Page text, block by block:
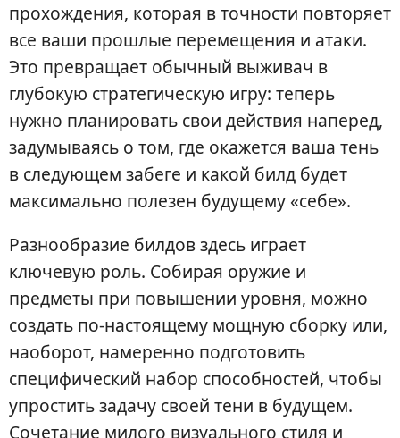
прохождения, которая в точности повторяет
все ваши прошлые перемещения и атаки.
Это превращает обычный выживач в
глубокую стратегическую игру: теперь
нужно планировать свои действия наперед,
задумываясь о том, где окажется ваша тень
в следующем забеге и какой билд будет
максимально полезен будущему «себе».
Разнообразие билдов здесь играет
ключевую роль. Собирая оружие и
предметы при повышении уровня, можно
создать по-настоящему мощную сборку или,
наоборот, намеренно подготовить
специфический набор способностей, чтобы
упростить задачу своей тени в будущем.
Сочетание милого визуального стиля и